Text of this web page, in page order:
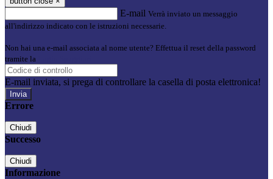
E-mail Verrà inviato un messaggio
all'indirizzo indicato con le istruzioni necessarie.
Non hai una e-mail associata al nome utente? Effettua il reset della password
tramite la
E-mail inviata, si prega di controllare la casella di posta elettronica!
Errore
Chiudi
Successo
Chiudi
Informazione